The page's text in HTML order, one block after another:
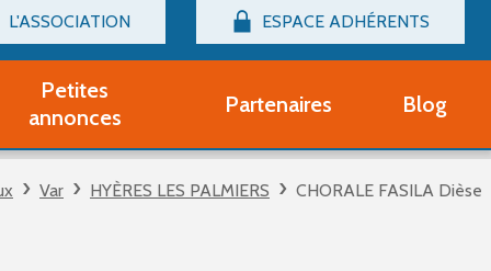
L'ASSOCIATION
Billetterie
adhérent Groupe Vocal
adhérent Partenaire
un compte Découverte
ESPACE ADHÉRENTS
Connexion
Petites
annonces
d'occasion
Partenaires Blog
Var HYÈRES LES PALMIERS CHORALE FASILA Dièse